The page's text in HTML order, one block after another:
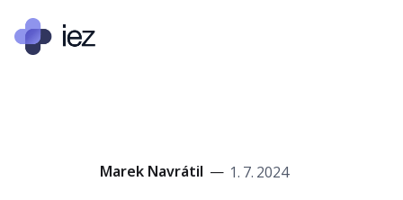
Marek Navrátil — 1. 7. 2024